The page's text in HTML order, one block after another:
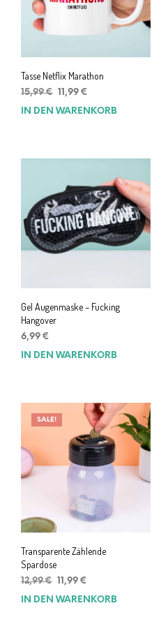
Tasse Netflix Marathon
15,99€ Ursprünglicher
Preis
11,99 €
Preis
IN DEN WARENKORB
Gel Augenmaske – Fucking
Hangover
6,99 €
IN DEN WARENKORB
SALE!
Transparente Zählende
Spardose
12,99€ Ursprünglicher
Preis
11,99 €
Preis
IN DEN WARENKORB